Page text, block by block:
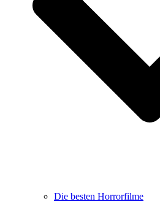
Die besten Horrorfilme